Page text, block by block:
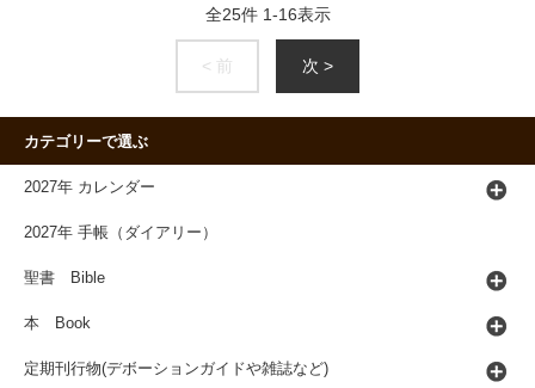
全25件 1-16表示
< 前 次 >
カテゴリーで選ぶ
2027年 カレンダー
2027年 手帳（ダイアリー）
聖書 Bible
本 Book
定期刊行物(デボーションガイドや雑誌など)